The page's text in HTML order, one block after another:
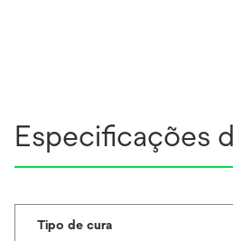
Especificações
Tipo de cura